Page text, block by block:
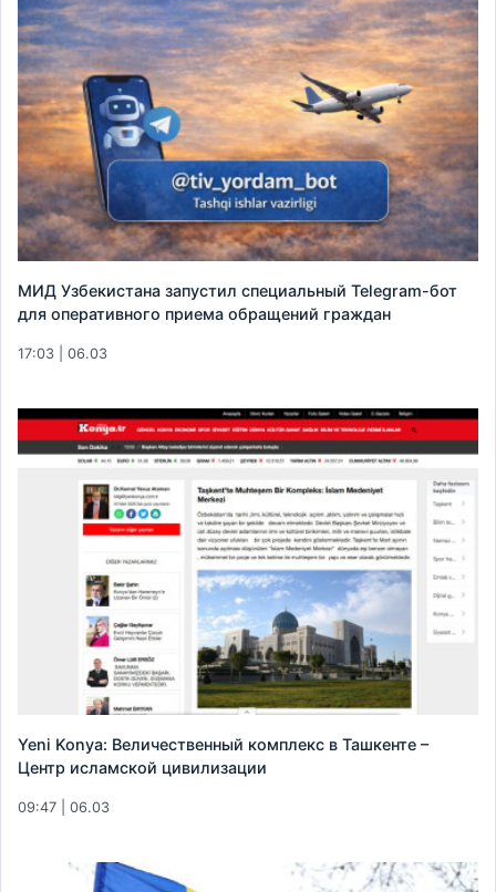
МИД Узбекистана запустил специальный Telegram-бот
для оперативного приема обращений граждан
17:03 | 06.03
Yeni Konya: Величественный комплекс в Ташкенте –
Центр исламской цивилизации
09:47 | 06.03